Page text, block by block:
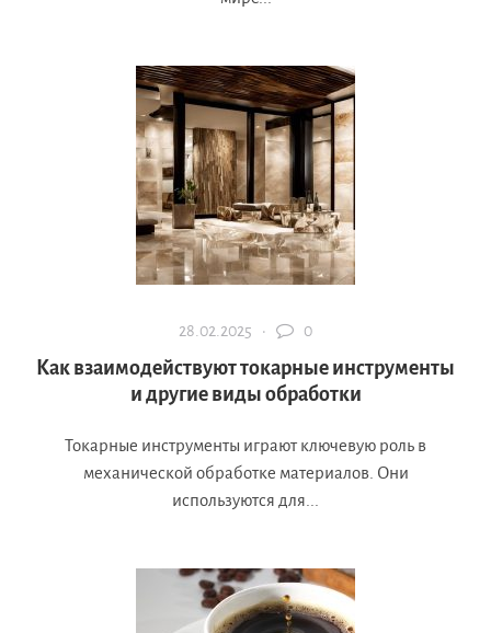
28.02.2025 · 0
Как взаимодействуют токарные инструменты
и другие виды обработки
Токарные инструменты играют ключевую роль в
механической обработке материалов. Они
используются для...